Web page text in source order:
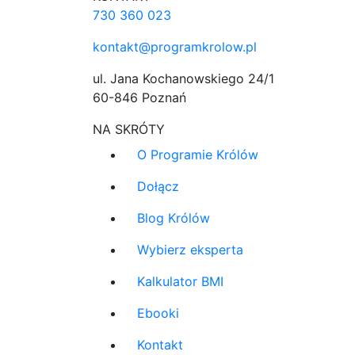
730 360 023
kontakt@programkrolow.pl
ul. Jana Kochanowskiego 24/1
60-846 Poznań
NA SKRÓTY
O Programie Królów
Dołącz
Blog Królów
Wybierz eksperta
Kalkulator BMI
Ebooki
Kontakt